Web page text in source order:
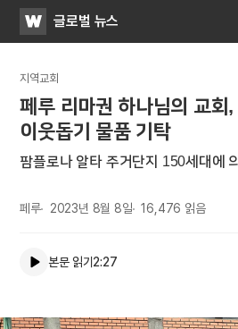
WATV글로벌 뉴스
지역교회
페루 리마권 하나님의 교회,
이웃돕기 물품 기탁
팜플로나 알타 주거단지 150세대에
페루 2023년 8월 8일 16,476 읽음
본문 읽기2:27